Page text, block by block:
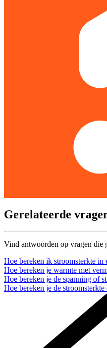
Gerelateerde
Vind antwoorden op vragen die
Hoe bereken ik stroomsterkte in
Hoe bereken je warmte met
Hoe bereken je de spanning of
Hoe bereken je de stroomsterkte